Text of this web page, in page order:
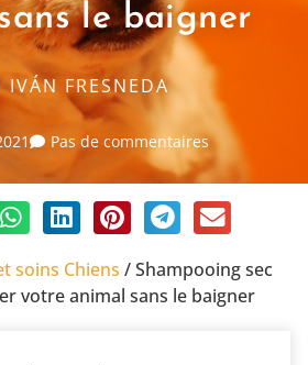
le baigner
IVÁN FRESNEDA
Pas de commentaires
soins Chiens /Shampooing sec
votre animal sans le baigner